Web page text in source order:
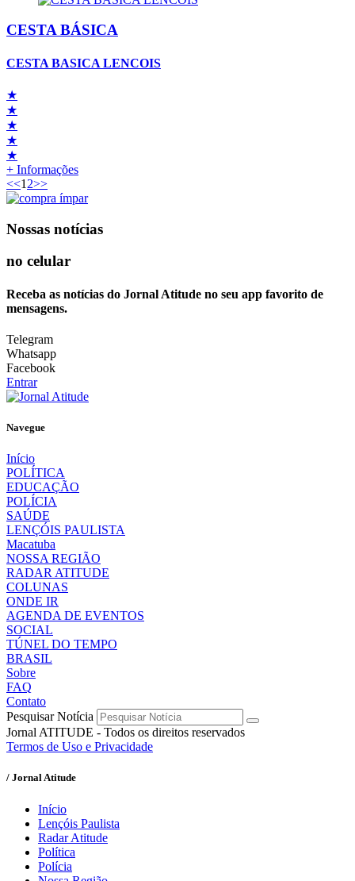
CESTA BÁSICA
CESTA BASICA LENCOIS
★
★
★
★
★
+ Informações
<<1 2>>
Nossas notícias
no celular
Receba as notícias do Jornal Atitude no seu app favorito de
mensagens.
Telegram
Whatsapp
Facebook
Entrar
Navegue
Início
POLÍTICA
EDUCAÇÃO
POLÍCIA
SAÚDE
LENÇÓIS PAULISTA
Macatuba
NOSSA REGIÃO
RADAR ATITUDE
COLUNAS
ONDE IR
AGENDA DE EVENTOS
SOCIAL
TÚNEL DO TEMPO
BRASIL
Sobre
FAQ
Contato
Pesquisar Notícia
Jornal ATITUDE - Todos os direitos reservados
Termos de Uso e Privacidade
/ Jornal Atitude
Início
Lençóis Paulista
Radar Atitude
Política
Polícia